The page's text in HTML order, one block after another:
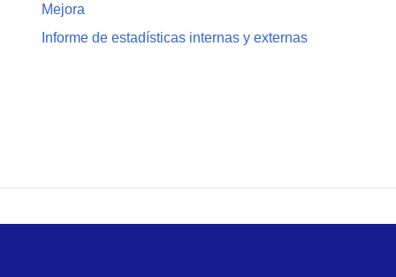
Mejora
Informe de estadísticas internas y externas